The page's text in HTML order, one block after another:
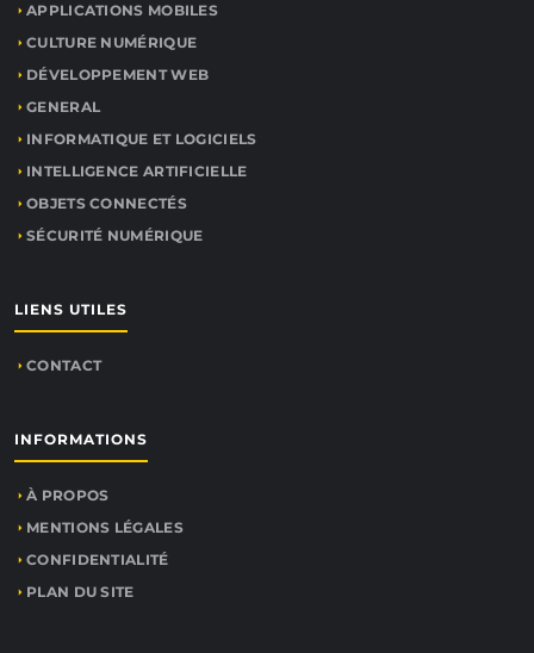
APPLICATIONS MOBILES
CULTURE NUMÉRIQUE
DÉVELOPPEMENT WEB
GENERAL
INFORMATIQUE ET LOGICIELS
INTELLIGENCE ARTIFICIELLE
OBJETS CONNECTÉS
SÉCURITÉ NUMÉRIQUE
LIENS UTILES
CONTACT
INFORMATIONS
À PROPOS
MENTIONS LÉGALES
CONFIDENTIALITÉ
PLAN DU SITE